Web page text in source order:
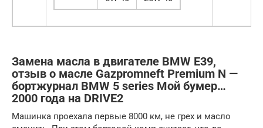
Замена масла в двигателе BMW E39,
отзыв о масле Gazpromneft Premium N —
бортжурнал BMW 5 series Мой бумер…
2000 года на DRIVE2
Машинка проехала первые 8000 км, не грех и масло